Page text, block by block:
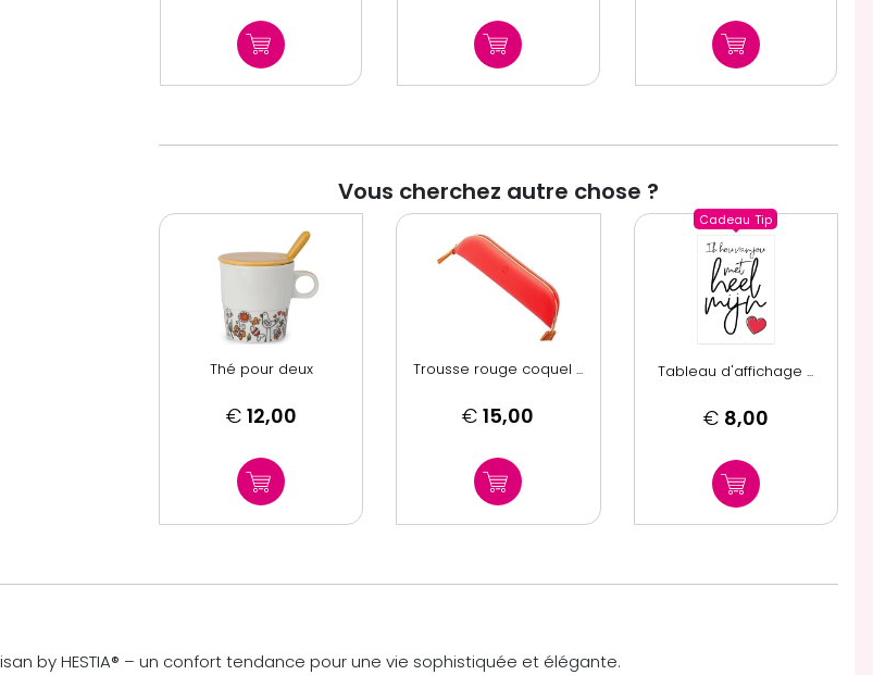
Vous cherchez autre chose ?
Thé pour deux
€ 12,00
Trousse rouge coquel ...
€ 15,00
Cadeau Tip
Tableau d'affichage ...
€ 8,00
by HESTIA® – un confort tendance pour une vie sophistiquée et élégante.